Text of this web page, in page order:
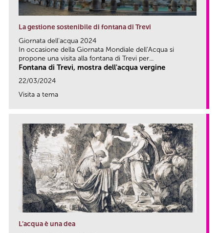
La gestione sostenibile di fontana di Trevi
Giornata dell'acqua 2024
In occasione della Giornata Mondiale dell’Acqua si
propone una visita alla fontana di Trevi per...
Fontana di Trevi, mostra dell'acqua vergine
22/03/2024
Visita a tema
L’acqua è una dea